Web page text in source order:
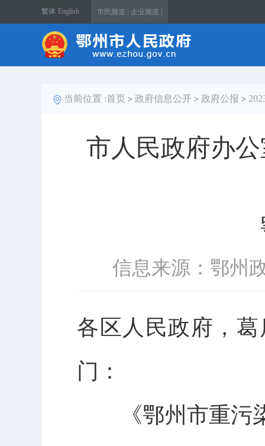
繁体 English 市民频道 | 企业频道 |
当前位置 :首页 > 政府信息公开 > 政府公报 >
市人民政府办
信息来源：鄂州
各区人民政府，
门：
《鄂州市重污染